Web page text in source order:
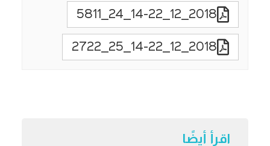
2018_12_14-22_24_5811
2018_12_14-22_25_2722
اقرأ أيضًا